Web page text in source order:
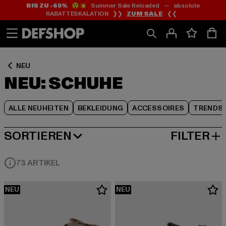
Zum
Inhalt
springen
Zum
Fußzeile
springen
BIS ZU -65%😲💥 Summer Sale Reloaded — absolute
RABATTESKALATION ❯❯ ZUM SALE ❮❮
NEU
NEU: SCHUHE
ALLE NEUHEITEN BEKLEIDUNG ACCESSOIRES TRENDS
Zum
Produktraster
springen
SORTIEREN
NEUESTE FILTER
73 ARTIKEL
NEU NEU